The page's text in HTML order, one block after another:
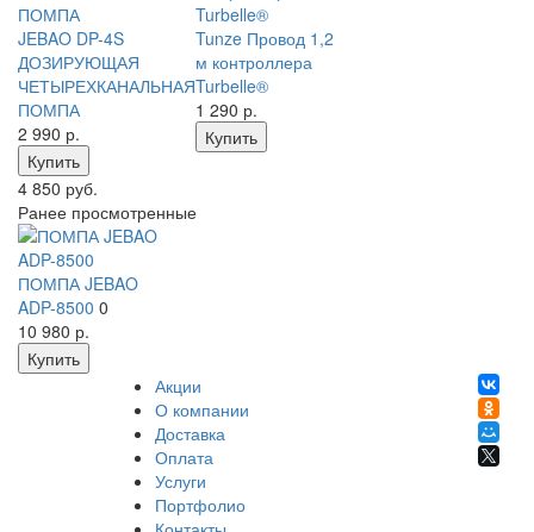
JEBAO DP-4S
ДОЗИРУЮЩАЯ
ЧЕТЫРЕХКАНАЛЬНАЯ
ПОМПА
2 990 р.
Купить
4 850 руб.
Tunze Провод 1,2
м контроллера
Turbelle®
1 290 р.
Купить
Ранее просмотренные
ПОМПА JEBAO
ADP-8500 0
10 980 р.
Купить
Акции
О компании
Доставка
Оплата
Услуги
Портфолио